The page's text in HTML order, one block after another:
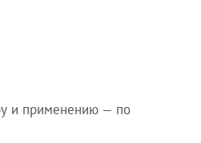
и применению — по